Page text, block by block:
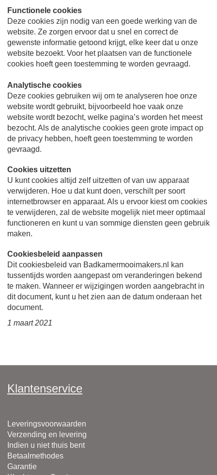
Functionele cookies
Deze cookies zijn nodig van een goede werking van de
website. Ze zorgen ervoor dat u snel en correct de
gewenste informatie getoond krijgt, elke keer dat u onze
website bezoekt. Voor het plaatsen van de functionele
cookies hoeft geen toestemming te worden gevraagd.
Analytische cookies
Deze cookies gebruiken wij om te analyseren hoe onze
website wordt gebruikt, bijvoorbeeld hoe vaak onze
website wordt bezocht, welke pagina’s worden het meest
bezocht. Als de analytische cookies geen grote impact op
de privacy hebben, hoeft geen toestemming te worden
gevraagd.
Cookies uitzetten
U kunt cookies altijd zelf uitzetten of van uw apparaat
verwijderen. Hoe u dat kunt doen, verschilt per soort
internetbrowser en apparaat. Als u ervoor kiest om cookies
te verwijderen, zal de website mogelijk niet meer optimaal
functioneren en kunt u van sommige diensten geen gebruik
maken.
Cookiesbeleid aanpassen
Dit cookiesbeleid van Badkamermooimakers.nl kan
tussentijds worden aangepast om veranderingen bekend
te maken. Wanneer er wijzigingen worden aangebracht in
dit document, kunt u het zien aan de datum onderaan het
document.
1 maart 2021
Klantenservice
Leveringsvoorwaarden
Verzending en levering
Indien u niet thuis bent
Betaalmethodes
Garantie